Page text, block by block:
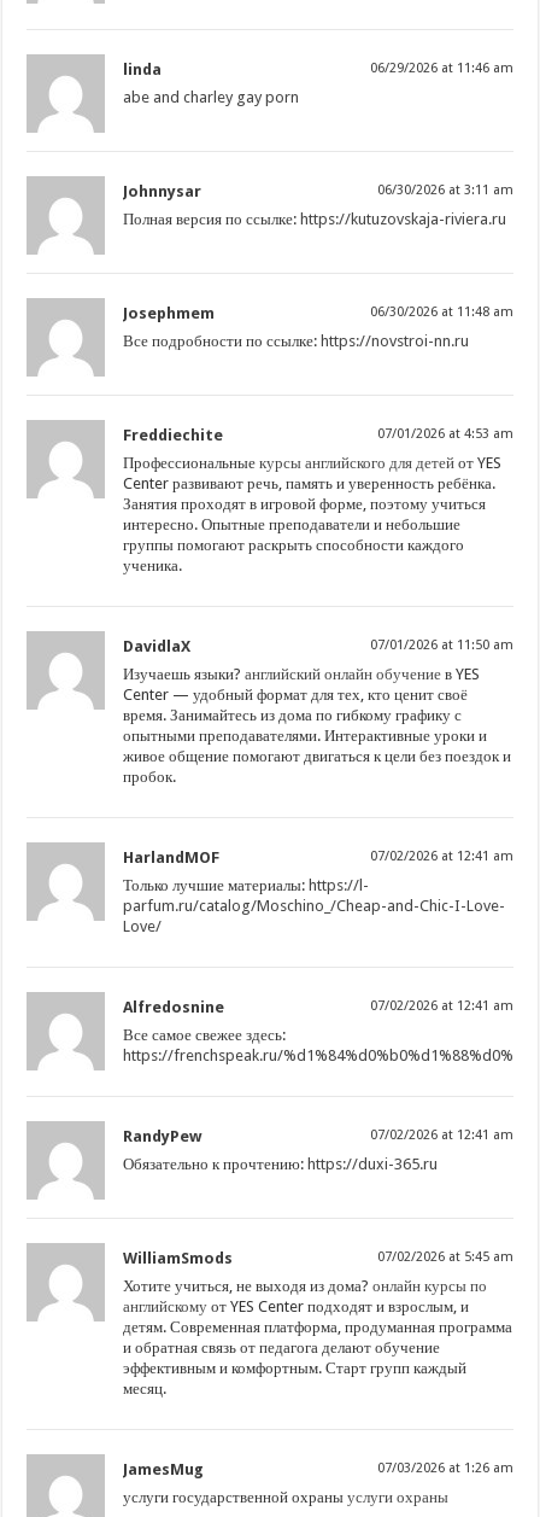
linda 06/29/2026 at 11:46 am
abe and charley gay porn
Johnnysar 06/30/2026 at 3:11 am
Полная версия по ссылке: https://kutuzovskaja-riviera.ru
Josephmem 06/30/2026 at 11:48 am
Все подробности по ссылке: https://novstroi-nn.ru
Freddiechite 07/01/2026 at 4:53 am
Профессиональныекурсы английского для детей от YES
Center развивают речь, память и уверенность ребёнка.
Занятия проходят в игровой форме, поэтому учиться
интересно. Опытные преподаватели и небольшие
группы помогают раскрыть способности каждого
ученика.
DavidlaX 07/01/2026 at 11:50 am
Изучаешь языки?английский онлайн обучение в YES
Center — удобный формат для тех, кто ценит своё
время. Занимайтесь из дома по гибкому графику с
опытными преподавателями. Интерактивные уроки и
живое общение помогают двигаться к цели без поездок и
пробок.
HarlandMOF 07/02/2026 at 12:41 am
Только лучшие материалы: https://l-
parfum.ru/catalog/Moschino_/Cheap-and-Chic-I-Love-
Love/
Alfredosnine 07/02/2026 at 12:41 am
Все самое свежее здесь:
https://frenchspeak.ru/
RandyPew 07/02/2026 at 12:41 am
Обязательно к прочтению: https://duxi-365.ru
WilliamSmods 07/02/2026 at 5:45 am
Хотите учиться, не выходя из дома?онлайн курсы по
английскому от YES Center подходят и взрослым, и
детям. Современная платформа, продуманная программа
и обратная связь от педагога делают обучение
эффективным и комфортным. Старт групп каждый
месяц.
JamesMug 07/03/2026 at 1:26 am
услуги государственной охраныуслуги охраны